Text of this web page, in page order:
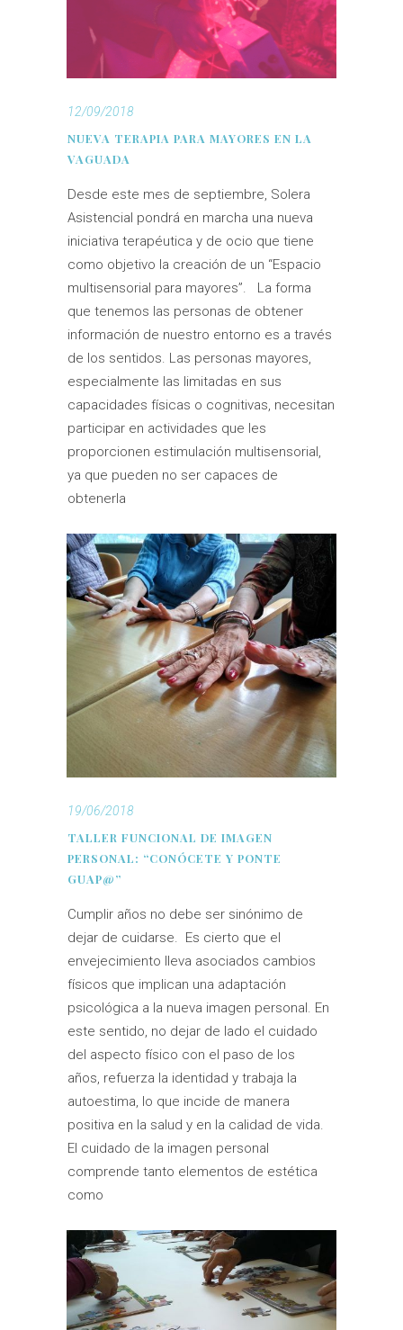
12/09/2018
NUEVA TERAPIA PARA MAYORES EN LA
VAGUADA
Desde este mes de septiembre, Solera
Asistencial pondrá en marcha una nueva
iniciativa terapéutica y de ocio que tiene
como objetivo la creación de un “Espacio
multisensorial para mayores”. La forma
que tenemos las personas de obtener
información de nuestro entorno es a través
de los sentidos. Las personas mayores,
especialmente las limitadas en sus
capacidades físicas o cognitivas, necesitan
participar en actividades que les
proporcionen estimulación multisensorial,
ya que pueden no ser capaces de
obtenerla
19/06/2018
TALLER FUNCIONAL DE IMAGEN
PERSONAL: “CONÓCETE Y PONTE
GUAP@”
Cumplir años no debe ser sinónimo de
dejar de cuidarse. Es cierto que el
envejecimiento lleva asociados cambios
físicos que implican una adaptación
psicológica a la nueva imagen personal. En
este sentido, no dejar de lado el cuidado
del aspecto físico con el paso de los
años, refuerza la identidad y trabaja la
autoestima, lo que incide de manera
positiva en la salud y en la calidad de vida.
El cuidado de la imagen personal
comprende tanto elementos de estética
como